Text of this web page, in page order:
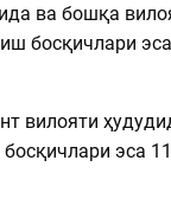
ва бошқа
босқичлари
вилояти
эса